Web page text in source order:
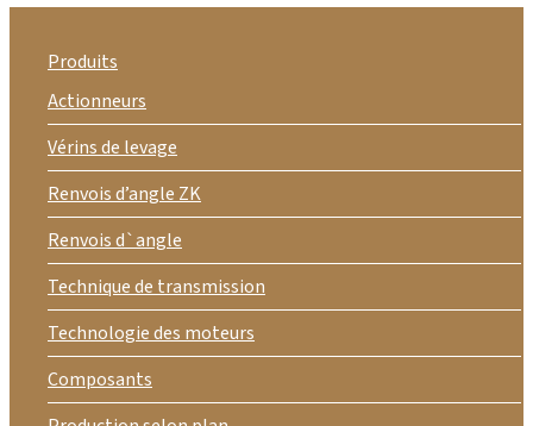
Produits
Actionneurs
Vérins de levage
Renvois d’angle ZK
Renvois d`angle
Technique de transmission
Technologie des moteurs
Composants